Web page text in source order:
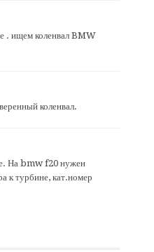
. ищем коленвал BMW
коленвал.
На bmw f20 нужен
к турбине, кат.номер